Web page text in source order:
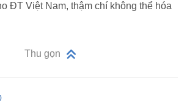
ĐT Việt Nam, thậm chí không thể hóa
Thu gọn